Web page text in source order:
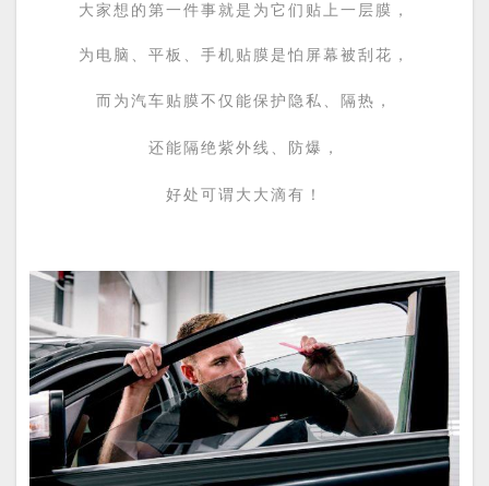
大家想的第一件事就是为它们贴上一层膜，
为电脑、平板、手机贴膜是怕屏幕被刮花，
而为汽车贴膜不仅能保护隐私、隔热，
还能隔绝紫外线、防爆，
好处可谓大大滴有！